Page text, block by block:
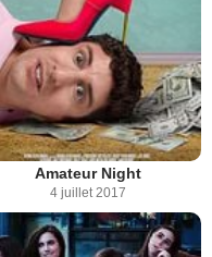
Amateur Night
4 juillet 2017